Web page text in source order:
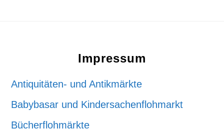
Impressum
Antiquitäten- und Antikmärkte
Babybasar und Kindersachenflohmarkt
Bücherflohmärkte